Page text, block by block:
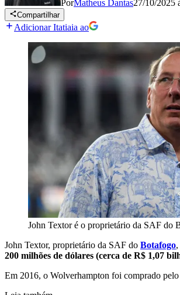
PorMatheus Dantas27/10/2025
Compartilhar
Adicionar Itatiaia ao
John Textor é o proprietário da SAF do
John Textor, proprietário da SAF do Botafogo
200 milhões de dólares (cerca de R$ 1,07
Em 2016, o Wolverhampton foi comprado